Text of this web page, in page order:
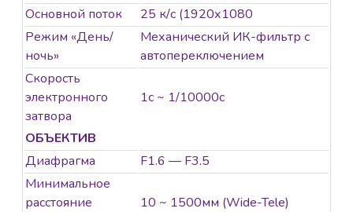
Основной поток
25 к/с (1920х1080
Режим «День/
ночь»
Механический ИК-фильтр с
автопереключением
Скорость
электронного
затвора
1с ~ 1/10000с
ОБЪЕКТИВ
Диафрагма
F1.6 — F3.5
Минимальное
расстояние
10 ~ 1500мм (Wide-Tele)